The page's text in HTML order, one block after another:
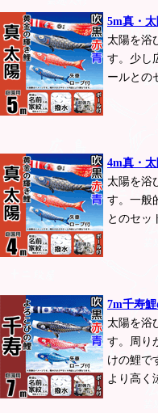
5m真・
太陽を浴
す。少し
ールとの
4m真・
太陽を浴
す。一般
とのセッ
7m千寿
太陽を浴
す。周り
けの鯉で
より高く